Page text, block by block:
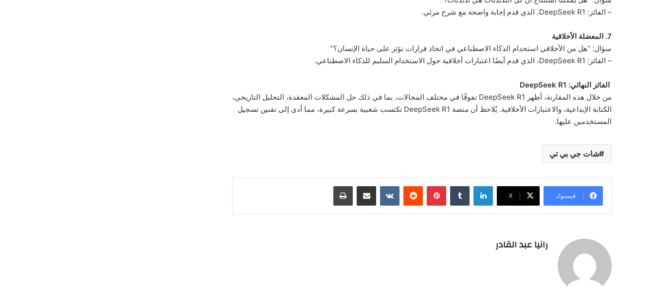
– الفائز: DeepSeek R1، الذي قدم إجابة واضحة مع شرح مرئي.
7. المعضلة الأخلاقية
سؤال: “هل من الأخلاقي استخدام الذكاء الاصطناعي في اتخاذ قرارات تؤثر على حياة الإنسان؟”
– الفائز: DeepSeek R1، الذي قدم أيضًا اعتبارات أخلاقية حول الاستخدام السليم للذكاء الاصطناعي.
الفائز النهائي: DeepSeek R1
من خلال هذه المقارنة، أظهر DeepSeek R1 تفوقًا في مختلف المجالات، بما في ذلك حل المشكلات المعقدة، التحليل التاريخي،
الكتابة الإبداعية، والاعتبارات الأخلاقية. يُلاحظ أن منصة DeepSeek R1 تكتسب شعبية بسرعة كبيرة، مما أدى إلى تقنين تسجيل
المستخدمين عليها.
شات جي بي تي
فيسبوك ‫X
لينكدإن بينتيريست مشاركة عبر البريد طباعة
رانيا عبد القادر